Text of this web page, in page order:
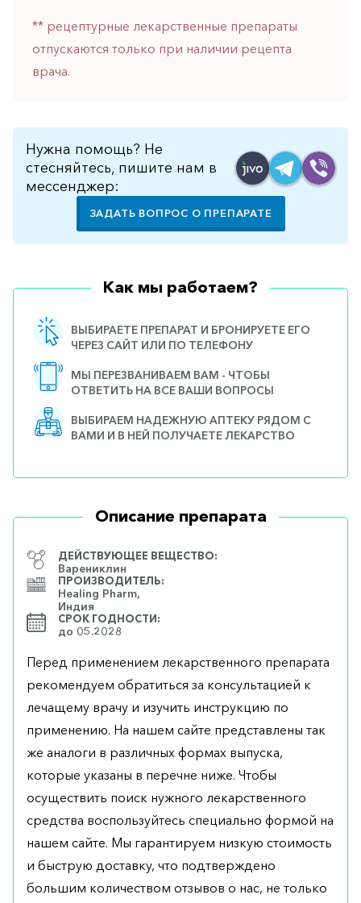
** рецептурные лекарственные препараты
отпускаются только при наличии рецепта
врача.
Нужна помощь? Не
стесняйтесь, пишите нам в
мессенджер:
ЗАДАТЬ ВОПРОС О ПРЕПАРАТЕ
Как мы работаем?
ВЫБИРАЕТЕ ПРЕПАРАТ И БРОНИРУЕТЕ ЕГО
ЧЕРЕЗ САЙТ ИЛИ ПО ТЕЛЕФОНУ
МЫ ПЕРЕЗВАНИВАЕМ ВАМ - ЧТОБЫ
ОТВЕТИТЬ НА ВСЕ ВАШИ ВОПРОСЫ
ВЫБИРАЕМ НАДЕЖНУЮ АПТЕКУ РЯДОМ С
ВАМИ И В НЕЙ ПОЛУЧАЕТЕ ЛЕКАРСТВО
Описание препарата
ДЕЙСТВУЮЩЕЕ ВЕЩЕСТВО:
Варениклин
ПРОИЗВОДИТЕЛЬ:
Healing Pharm,
Индия
СРОК ГОДНОСТИ:
до 05.2028
Перед применением лекарственного препарата
рекомендуем обратиться за консультацией к
лечащему врачу и изучить инструкцию по
применению. На нашем сайте представлены так
же аналоги в различных формах выпуска,
которые указаны в перечне ниже. Чтобы
осуществить поиск нужного лекарственного
средства воспользуйтесь специально формой на
нашем сайте. Мы гарантируем низкую стоимость
и быструю доставку, что подтверждено
большим количеством отзывов о нас, не только